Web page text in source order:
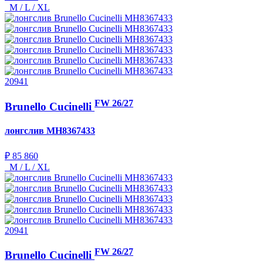
M / L / XL
20941
Brunello Cucinelli FW 26/27
лонгслив MH8367433
₽ 85 860
M / L / XL
20941
Brunello Cucinelli FW 26/27